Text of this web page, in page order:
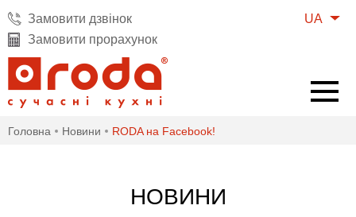
UA
Замовити дзвінок
Замовити прорахунок
Головна Новини RODA на Facebook!
НОВИНИ